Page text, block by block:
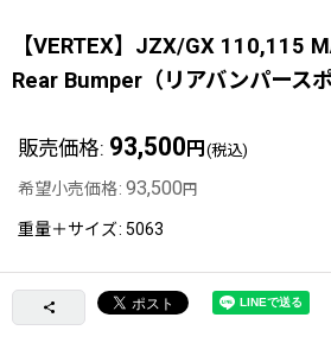
【VERTEX】JZX/GX 110,115
Rear Bumper（リアバンパースポ
販売価格: 93,500 円 (税込)
希望小売価格: 93,500 円
重量＋サイズ: 5063